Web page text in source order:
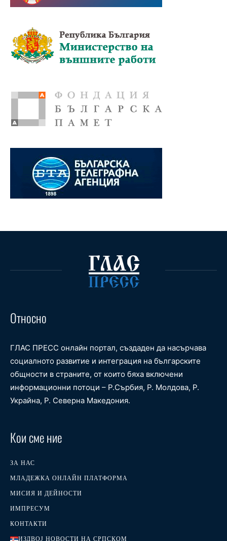
Относно
ГЛАС ПРЕСС онлайн портал, създаден да насърчава
социалното развитие и интеграция на българските
общности в страните, от които бяха включени
информационни потоци – Р.Сърбия, Р. Молдова, Р.
Украйна, Р. Северна Македония.
Кои сме ние
ЗА НАС
МЛАДЕЖКА ОНЛАЙН ПЛАТФОРМА
МИСИЯ И ДЕЙНОСТИ
ИМПРЕСУМ
КОНТАКТИ